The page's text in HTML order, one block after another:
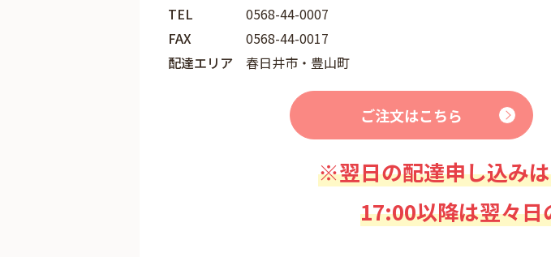
TEL
0568-44-0007
FAX
0568-44-0017
配達エリア
春日井市・豊山町
ご注文はこちら
※翌日の配達申し込み
17:00以降は翌々日